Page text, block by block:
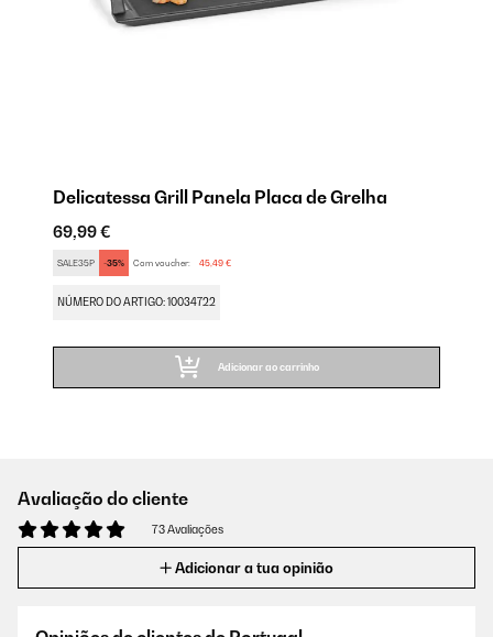
Delicatessa Grill Panela Placa de Grelha
69,99 €
SALE35P -35% Com voucher: 45,49 €
NÚMERO DO ARTIGO: 10034722
Adicionar ao carrinho
Avaliação do cliente
73 Avaliações
Adicionar a tua opinião